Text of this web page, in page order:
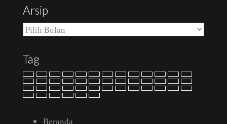
Arsip
Arsip
Tag
Beranda